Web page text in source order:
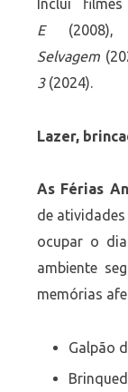
Inclui
E
Selvagem
3(2024).
Lazer,
As Férias
de
ocupar o
ambiente
memórias
Galpão